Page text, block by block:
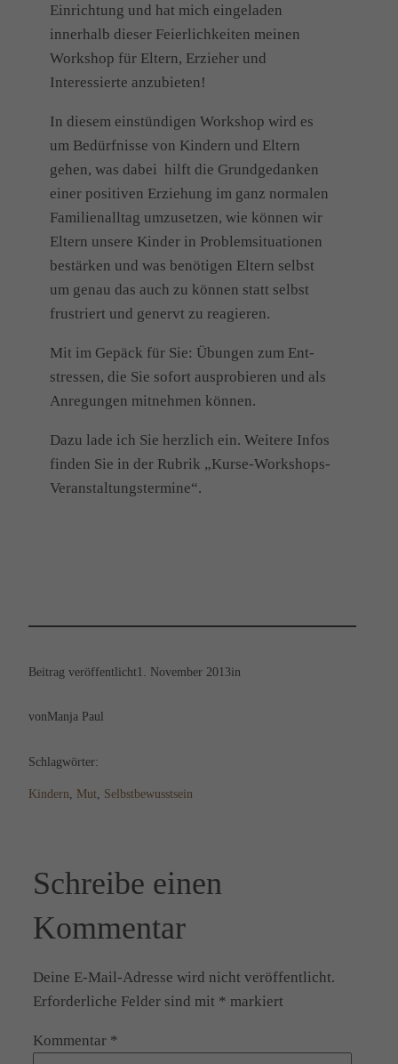
Einrichtung und hat mich eingeladen
innerhalb dieser Feierlichkeiten meinen
Workshop für Eltern, Erzieher und
Interessierte anzubieten!
In diesem einstündigen Workshop wird es
um Bedürfnisse von Kindern und Eltern
gehen, was dabei hilft die Grundgedanken
einer positiven Erziehung im ganz normalen
Familienalltag umzusetzen, wie können wir
Eltern unsere Kinder in Problemsituationen
bestärken und was benötigen Eltern selbst
um genau das auch zu können statt selbst
frustriert und genervt zu reagieren.
Mit im Gepäck für Sie: Übungen zum Ent-
stressen, die Sie sofort ausprobieren und als
Anregungen mitnehmen können.
Dazu lade ich Sie herzlich ein. Weitere Infos
finden Sie in der Rubrik „Kurse-Workshops-
Veranstaltungstermine“.
Beitrag veröffentlicht1. November 2013in
vonManja Paul
Schlagwörter:
Kindern Mut Selbstbewusstsein
Schreibe einen
Kommentar
Deine E-Mail-Adresse wird nicht veröffentlicht.
Erforderliche Felder sind mit * markiert
Kommentar *